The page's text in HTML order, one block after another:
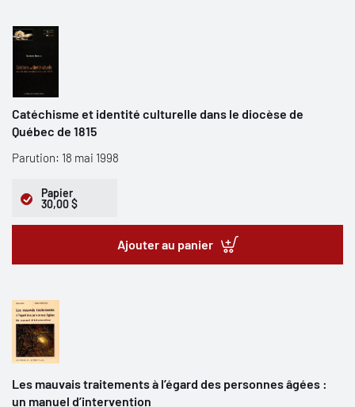
Catéchisme et identité culturelle dans le diocèse de
Québec de 1815
Parution: 18 mai 1998
Papier
30,00 $
Ajouter au panier
Les mauvais traitements à l’égard des personnes âgées :
un manuel d’intervention